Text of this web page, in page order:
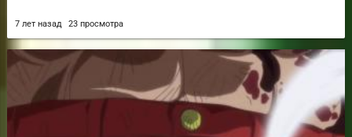
7 лет назад 23 просмотра